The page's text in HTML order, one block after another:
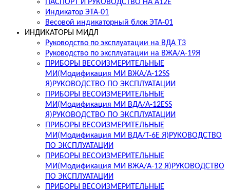
ПАСПОРТ И РУКОВОДСТВО НА A12E
Индикатор ЭТА-01
Весовой индикаторный блок ЭТА-01
ИНДИКАТОРЫ МИДЛ
Руководство по эксплуатации на ВДА T3
Руководство по эксплуатации на ВЖА/А-19Я
ПРИБОРЫ ВЕСОИЗМЕРИТЕЛЬНЫЕ
МИ(Модификация МИ ВЖА/А-12SS
Я)РУКОВОДСТВО ПО ЭКСПЛУАТАЦИИ
ПРИБОРЫ ВЕСОИЗМЕРИТЕЛЬНЫЕ
МИ(Модификация МИ ВДА/А-12ЕSS
Я)РУКОВОДСТВО ПО ЭКСПЛУАТАЦИИ
ПРИБОРЫ ВЕСОИЗМЕРИТЕЛЬНЫЕ
МИ(Модификация МИ ВДА/Т-6Е Я)РУКОВОДСТВО
ПО ЭКСПЛУАТАЦИИ
ПРИБОРЫ ВЕСОИЗМЕРИТЕЛЬНЫЕ
МИ(Модификация МИ ВЖА/А-12 Я)РУКОВОДСТВО
ПО ЭКСПЛУАТАЦИИ
ПРИБОРЫ ВЕСОИЗМЕРИТЕЛЬНЫЕ